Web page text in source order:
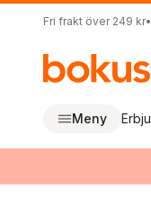
Fri frakt över 249 kr•
Meny